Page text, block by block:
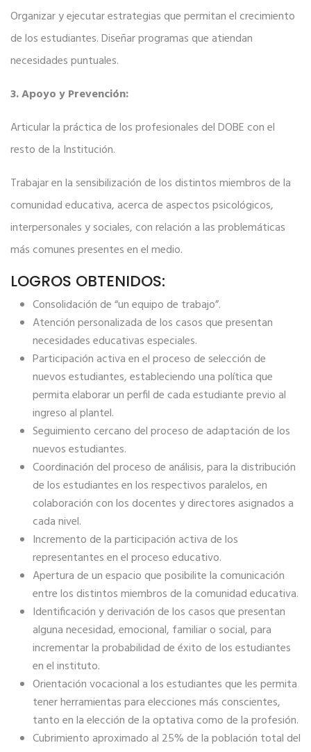
Organizar y ejecutar estrategias que permitan el crecimiento
de los estudiantes. Diseñar programas que atiendan
necesidades puntuales.
3. Apoyo y Prevención:
Articular la práctica de los profesionales del DOBE con el
resto de la Institución.
Trabajar en la sensibilización de los distintos miembros de la
comunidad educativa, acerca de aspectos psicológicos,
interpersonales y sociales, con relación a las problemáticas
más comunes presentes en el medio.
LOGROS OBTENIDOS:
Consolidación de “un equipo de trabajo”.
Atención personalizada de los casos que presentan
necesidades educativas especiales.
Participación activa en el proceso de selección de
nuevos estudiantes, estableciendo una política que
permita elaborar un perfil de cada estudiante previo al
ingreso al plantel.
Seguimiento cercano del proceso de adaptación de los
nuevos estudiantes.
Coordinación del proceso de análisis, para la distribución
de los estudiantes en los respectivos paralelos, en
colaboración con los docentes y directores asignados a
cada nivel.
Incremento de la participación activa de los
representantes en el proceso educativo.
Apertura de un espacio que posibilite la comunicación
entre los distintos miembros de la comunidad educativa.
Identificación y derivación de los casos que presentan
alguna necesidad, emocional, familiar o social, para
incrementar la probabilidad de éxito de los estudiantes
en el instituto.
Orientación vocacional a los estudiantes que les permita
tener herramientas para elecciones más conscientes,
tanto en la elección de la optativa como de la profesión.
Cubrimiento aproximado al 25% de la población total del